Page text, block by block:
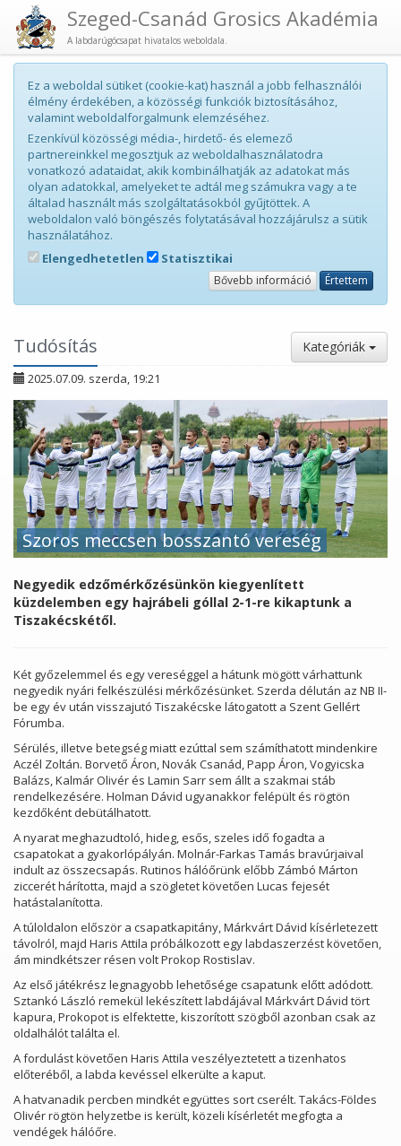
Szeged-Csanád Grosics Akadémia
A labdarúgócsapat hivatalos weboldala.
Ez a weboldal sütiket (cookie-kat) használ a jobb felhasználói
élmény érdekében, a közösségi funkciók biztosításához,
valamint weboldalforgalmunk elemzéséhez.
Ezenkívül közösségi média-, hirdető- és elemező
partnereinkkel megosztjuk az weboldalhasználatodra
vonatkozó adataidat, akik kombinálhatják az adatokat más
olyan adatokkal, amelyeket te adtál meg számukra vagy a te
általad használt más szolgáltatásokból gyűjtöttek. A
weboldalon való böngészés folytatásával hozzájárulsz a sütik
használatához.
Elengedhetetlen
Statisztikai
Bővebb információ Értettem
Tudósítás Kategóriák
2025.07.09. szerda, 19:21
Szoros meccsen bosszantó vereség
Negyedik edzőmérkőzésünkön kiegyenlített
küzdelemben egy hajrábeli góllal 2-1-re kikaptunk a
Tiszakécskétől.
Két győzelemmel és egy vereséggel a hátunk mögött várhattunk
negyedik nyári felkészülési mérkőzésünket. Szerda délután az NB II-
be egy év után visszajutó Tiszakécske látogatott a Szent Gellért
Fórumba.
Sérülés, illetve betegség miatt ezúttal sem számíthatott mindenkire
Aczél Zoltán. Borvető Áron, Novák Csanád, Papp Áron, Vogyicska
Balázs, Kalmár Olivér és Lamin Sarr sem állt a szakmai stáb
rendelkezésére. Holman Dávid ugyanakkor felépült és rögtön
kezdőként debütálhatott.
A nyarat meghazudtoló, hideg, esős, szeles idő fogadta a
csapatokat a gyakorlópályán. Molnár-Farkas Tamás bravúrjaival
indult az összecsapás. Rutinos hálóőrünk előbb Zámbó Márton
ziccerét hárította, majd a szögletet követően Lucas fejesét
hatástalanította.
A túloldalon először a csapatkapitány, Márkvárt Dávid kísérletezett
távolról, majd Haris Attila próbálkozott egy labdaszerzést követően,
ám mindkétszer résen volt Prokop Rostislav.
Az első játékrész legnagyobb lehetősége csapatunk előtt adódott.
Sztankó László remekül lekészített labdájával Márkvárt Dávid tört
kapura, Prokopot is elfektette, kiszorított szögből azonban csak az
oldalhálót találta el.
A fordulást követően Haris Attila veszélyeztetett a tizenhatos
előteréből, a labda kevéssel elkerülte a kaput.
A hatvanadik percben mindkét együttes sort cserélt. Takács-Földes
Olivér rögtön helyzetbe is került, közeli kísérletét megfogta a
vendégek hálóőre.